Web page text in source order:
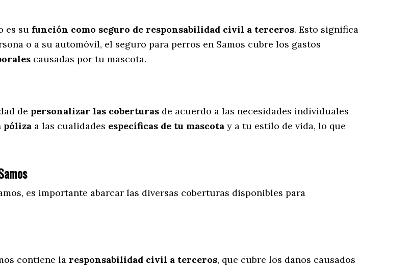
es su función como seguro de responsabilidad civil a terceros. Esto significa
o a su automóvil, el seguro para perros en Samos cubre los gastos
causadas por tu mascota.
de personalizar las coberturas de acuerdo a las necesidades individuales
póliza a las cualidades específicas de tu mascota y a tu estilo de vida, lo que
, es importante abarcar las diversas coberturas disponibles para
contiene la responsabilidad civil a terceros, que cubre los daños causados